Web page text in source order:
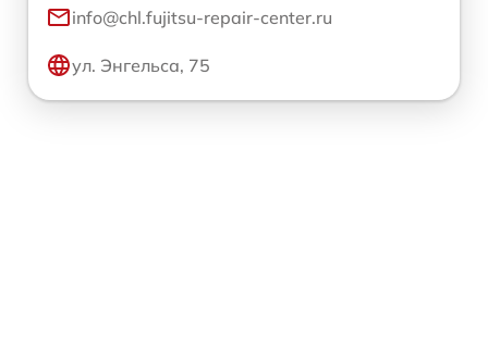
info@chl.fujitsu-repair-center.ru
ул. Энгельса, 75